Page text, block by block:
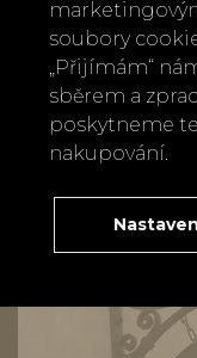
Zpět
soubory
„Přijímám“
sběrem a
poskytneme
nakupování.